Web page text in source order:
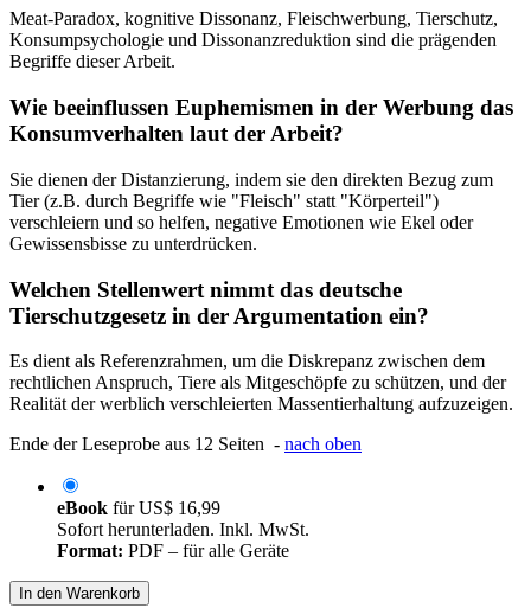
Meat-Paradox, kognitive Dissonanz, Fleischwerbung, Tierschutz,
Konsumpsychologie und Dissonanzreduktion sind die prägenden
Begriffe dieser Arbeit.
Wie beeinflussen Euphemismen in der Werbung das
Konsumverhalten laut der Arbeit?
Sie dienen der Distanzierung, indem sie den direkten Bezug zum
Tier (z.B. durch Begriffe wie "Fleisch" statt "Körperteil")
verschleiern und so helfen, negative Emotionen wie Ekel oder
Gewissensbisse zu unterdrücken.
Welchen Stellenwert nimmt das deutsche
Tierschutzgesetz in der Argumentation ein?
Es dient als Referenzrahmen, um die Diskrepanz zwischen dem
rechtlichen Anspruch, Tiere als Mitgeschöpfe zu schützen, und der
Realität der werblich verschleierten Massentierhaltung aufzuzeigen.
Ende der Leseprobe aus 12 Seiten - nach oben
eBook fürUS$ 16,99
Sofort herunterladen. Inkl. MwSt.
Format: PDF – für alle Geräte
In den Warenkorb